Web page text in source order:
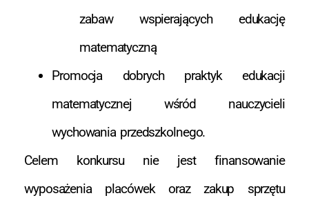
zabaw wspierających edukację
matematyczną
Promocja dobrych praktyk edukacji
matematycznej wśród nauczycieli
wychowania przedszkolnego.
Celem konkursu nie jest finansowanie
wyposażenia placówek oraz zakup sprzętu